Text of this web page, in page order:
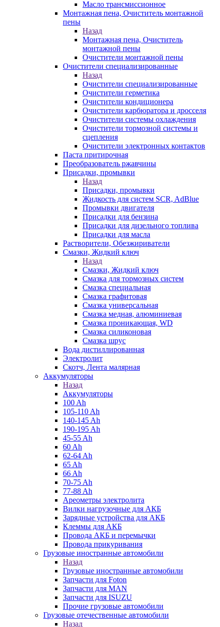
Масло трансмиссионное
Монтажная пена, Очиститель монтажной
пены
Назад
Монтажная пена, Очиститель
монтажной пены
Очистители монтажной пены
Очистители специализированные
Назад
Очистители специализированные
Очистители герметика
Очистители кондиционера
Очистители карбюратора и дросселя
Очистители системы охлаждения
Очистители тормозной системы и
сцепления
Очистители электронных контактов
Паста притирочная
Преобразователь ржавчины
Присадки, промывки
Назад
Присадки, промывки
Жидкость для систем SCR, AdBlue
Промывки двигателя
Присадки для бензина
Присадки для дизельного топлива
Присадки для масла
Растворители, Обезжириватели
Смазки, Жидкий ключ
Назад
Смазки, Жидкий ключ
Смазка для тормозных систем
Смазка специальная
Смазка графитовая
Смазка универсальная
Смазка медная, алюминиевая
Смазка проникающая, WD
Смазка силиконовая
Смазка шрус
Вода дистиллированная
Электролит
Скотч, Лента малярная
Аккумуляторы
Назад
Аккумуляторы
100 Ah
105-110 Ah
140-145 Ah
190-195 Ah
45-55 Ah
60 Ah
62-64 Ah
65 Ah
66 Ah
70-75 Ah
77-88 Ah
Ареометры электролита
Вилки нагрузочные для АКБ
Зарядные устройства для АКБ
Клеммы для АКБ
Провода АКБ и перемычки
Провода прикуривания
Грузовые иностранные автомобили
Назад
Грузовые иностранные автомобили
Запчасти для Foton
Запчасти для MAN
Запчасти для ISUZU
Прочие грузовые автомобили
Грузовые отечественные автомобили
Назад